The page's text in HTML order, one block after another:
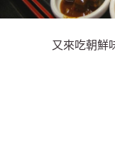
又來吃朝鮮